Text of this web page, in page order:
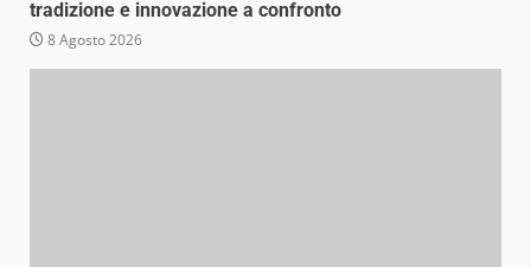
tradizione e innovazione a confronto
8 Agosto 2026